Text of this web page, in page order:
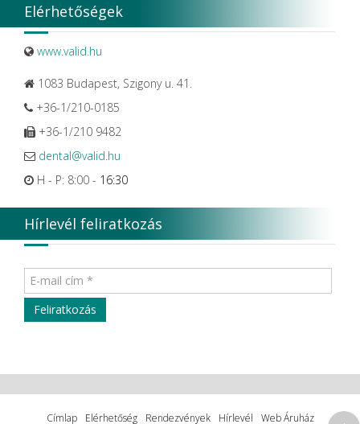
Elérhetőségek
www.valid.hu
1083 Budapest, Szigony u. 41.
+36-1/210-0185
+36-1/210 9482
dental@valid.hu
H - P: 8:00 - 16:30
Hírlevél feliratkozás
Címlap Elérhetőség Rendezvények Hírlevél Web Áruház